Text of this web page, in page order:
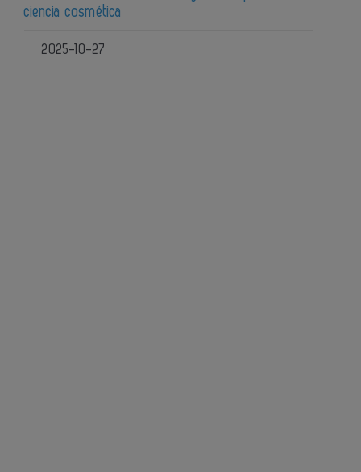
ciencia cosmética
2025-10-27